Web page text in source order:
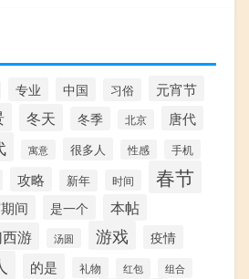
专业 中国 习俗 元宵节
冬天 冬季 北京 唐代
寓意 很多人 性感 手机
攻略 新年 时间 春节
间 是一个 本帖
游 汤圆 游戏 疫情
的是 礼物 红包 组合